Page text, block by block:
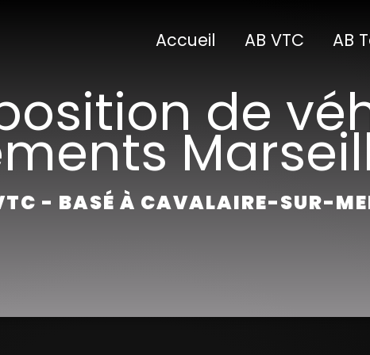
Accueil AB VTC AB
de
- BASÉ À CAVALAIRE-SUR-